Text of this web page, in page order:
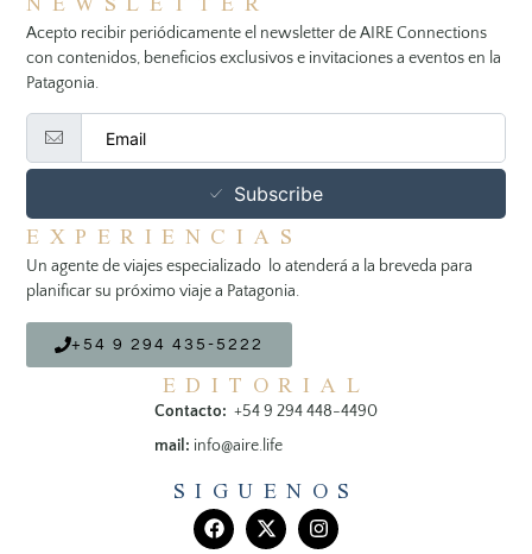
Acepto recibir periódicamente el newsletter de AIRE Connections
con contenidos, beneficios exclusivos e invitaciones a eventos en la
Patagonia.
Subscribe
EXPERIENCIAS
Un agente de viajes especializado lo atenderá a la breveda para
planificar su próximo viaje a Patagonia.
+54 9 294 435-5222
EDITORIAL
Contacto: +54 9 294 448-4490
mail: info@aire.life
SIGUENOS